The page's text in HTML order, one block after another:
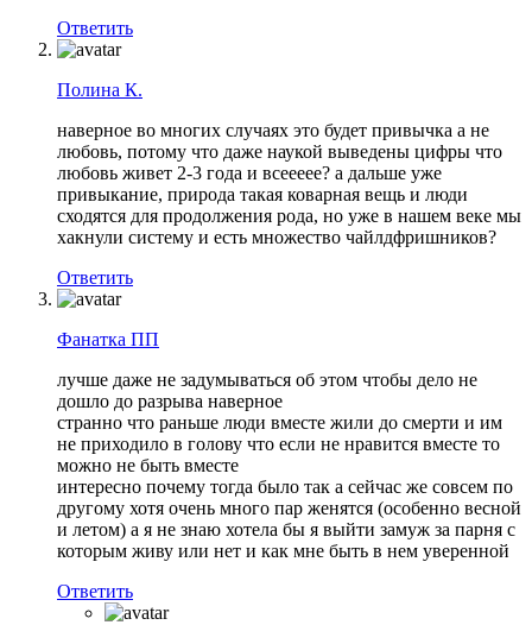
Ответить
Полина К.
наверное во многих случаях это будет привычка а не
любовь, потому что даже наукой выведены цифры что
любовь живет 2-3 года и всеееее? а дальше уже
привыкание, природа такая коварная вещь и люди
сходятся для продолжения рода, но уже в нашем веке мы
хакнули систему и есть множество чайлдфришников?
Ответить
Фанатка ПП
лучше даже не задумываться об этом чтобы дело не
дошло до разрыва наверное
странно что раньше люди вместе жили до смерти и им
не приходило в голову что если не нравится вместе то
можно не быть вместе
интересно почему тогда было так а сейчас же совсем по
другому хотя очень много пар женятся (особенно весной
и летом) а я не знаю хотела бы я выйти замуж за парня с
которым живу или нет и как мне быть в нем уверенной
Ответить